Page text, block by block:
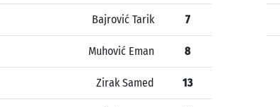
Bajrović Tarik 7
Muhović Eman 8
Zirak Samed 13